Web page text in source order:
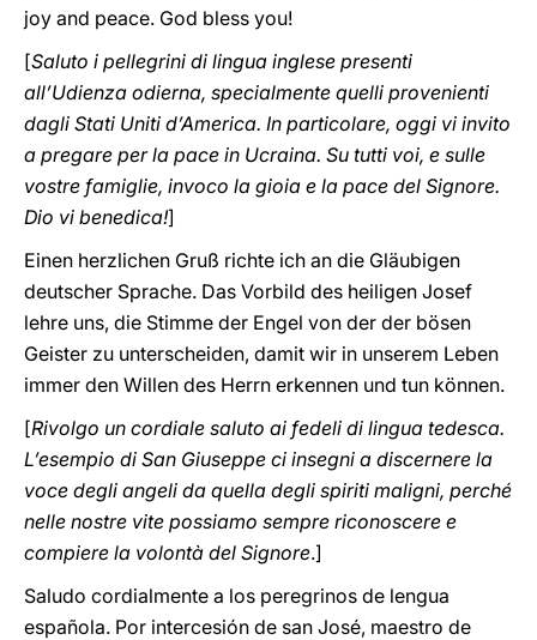
joy and peace. God bless you!
[Saluto i pellegrini di lingua inglese presenti
all’Udienza odierna, specialmente quelli provenienti
dagli Stati Uniti d’America. In particolare, oggi vi invito
a pregare per la pace in Ucraina. Su tutti voi, e sulle
vostre famiglie, invoco la gioia e la pace del Signore.
Dio vi benedica!]
Einen herzlichen Gruß richte ich an die Gläubigen
deutscher Sprache. Das Vorbild des heiligen Josef
lehre uns, die Stimme der Engel von der der bösen
Geister zu unterscheiden, damit wir in unserem Leben
immer den Willen des Herrn erkennen und tun können.
[Rivolgo un cordiale saluto ai fedeli di lingua tedesca.
L’esempio di San Giuseppe ci insegni a discernere la
voce degli angeli da quella degli spiriti maligni, perché
nelle nostre vite possiamo sempre riconoscere e
compiere la volontà del Signore.]
Saludo cordialmente a los peregrinos de lengua
española. Por intercesión de san José, maestro de